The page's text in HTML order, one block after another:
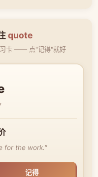
quote
习卡 —— 点"记得"就好
for the work."
记得